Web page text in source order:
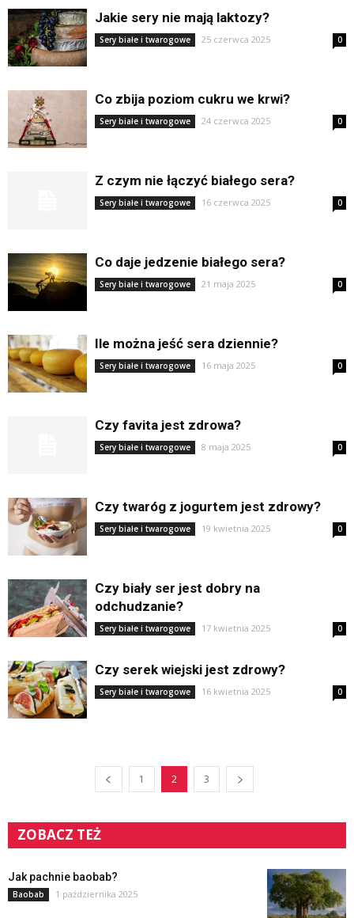
Jakie sery nie mają laktozy?
Sery białe i twarogowe 25 czerwca 2025 0
Co zbija poziom cukru we krwi?
Sery białe i twarogowe 24 czerwca 2025 0
Z czym nie łączyć białego sera?
Sery białe i twarogowe 16 czerwca 2025 0
Co daje jedzenie białego sera?
Sery białe i twarogowe 21 maja 2025 0
Ile można jeść sera dziennie?
Sery białe i twarogowe 16 maja 2025 0
Czy favita jest zdrowa?
Sery białe i twarogowe 8 maja 2025 0
Czy twaróg z jogurtem jest zdrowy?
Sery białe i twarogowe 19 kwietnia 2025 0
Czy biały ser jest dobry na
odchudzanie?
Sery białe i twarogowe 17 kwietnia 2025 0
Czy serek wiejski jest zdrowy?
Sery białe i twarogowe 16 kwietnia 2025 0
1 2 3
ZOBACZ TEŻ
Jak pachnie baobab?
Baobab 1 października 2025